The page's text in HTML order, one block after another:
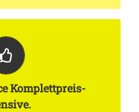
Komplettpreis-
Montage
Komplettpreis-Offensive“
weiterhin Spaß!